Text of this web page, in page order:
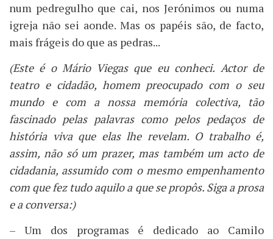
num pedregulho que cai, nos Jerónimos ou numa
igreja não sei aonde. Mas os papéis são, de facto,
mais frágeis do que as pedras...
(Este é o Mário Viegas que eu conheci. Actor de
teatro e cidadão, homem preocupado com o seu
mundo e com a nossa memória colectiva, tão
fascinado pelas palavras como pelos pedaços de
história viva que elas lhe revelam. O trabalho é,
assim, não só um prazer, mas também um acto de
cidadania, assumido com o mesmo empenhamento
com que fez tudo aquilo a que se propôs. Siga a prosa
e a conversa:)
– Um dos programas é dedicado ao Camilo